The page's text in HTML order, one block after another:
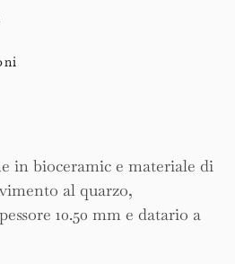
in bioceramic e materiale di
al quarzo,
10.50 mm e datario a